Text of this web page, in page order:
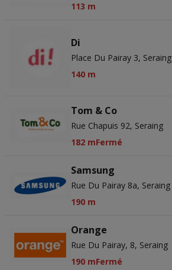
113 m
Di
Place Du Pairay 3, Seraing
140 m
Tom & Co
Rue Chapuis 92, Seraing
182 mFermé
Samsung
Rue Du Pairay 8a, Seraing
190 m
Orange
Rue Du Pairay, 8, Seraing
190 mFermé